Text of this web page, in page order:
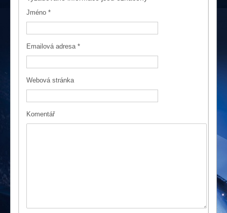
Jméno *
Emailová adresa *
Webová stránka
Komentář